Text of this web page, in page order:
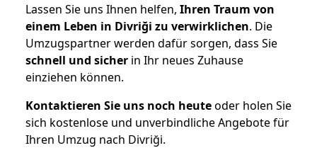
Lassen Sie uns Ihnen helfen, Ihren Traum von
einem Leben in Divriği zu verwirklichen. Die
Umzugspartner werden dafür sorgen, dass Sie
schnell und sicher in Ihr neues Zuhause
einziehen können.
Kontaktieren Sie uns noch heuteoder holen Sie
sich kostenlose und unverbindliche Angebote für
Ihren Umzug nach Divriği.